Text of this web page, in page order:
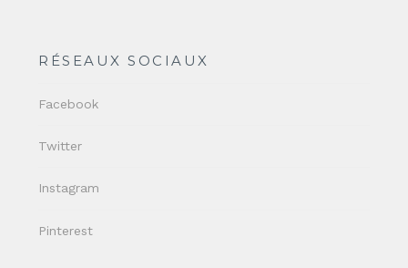
RÉSEAUX SOCIAUX
Facebook
Twitter
Instagram
Pinterest